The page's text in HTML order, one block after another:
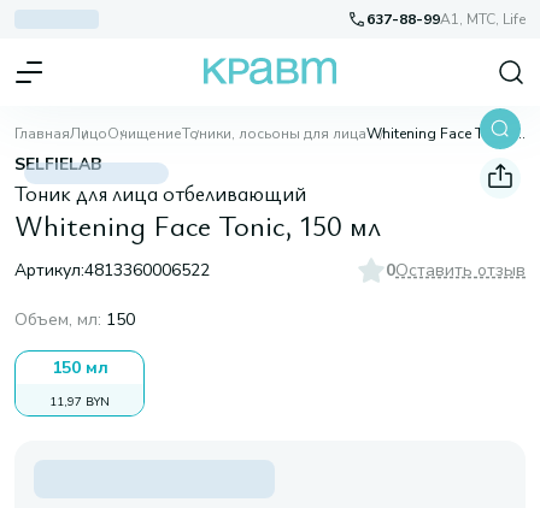
637-88-99A1, МТС, Life
ГлавнаяЛицоОчищениеТоники, лосьоны для лица Whitening Face Tonic, 150 мл
SELFIELAB
Тоник для лица отбеливающий
Whitening Face Tonic, 150 мл
Артикул:4813360006522 0Оставить отзыв
Объем, мл: 150
150 мл
11,97 BYN